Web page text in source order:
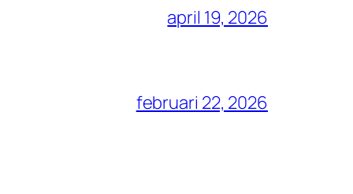
april 19, 2026
februari 22, 2026